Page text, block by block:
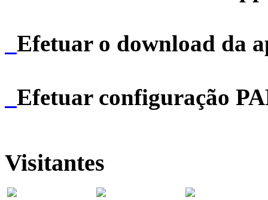
Efetuar o download da
Efetuar configuração
Visitantes